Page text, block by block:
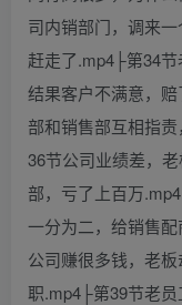
司内销部门，调来
赶走了.mp4├第34节
结果客户不满意，
部和销售部互相指
36节公司业绩差，
部，亏了上百万
一分为二，给销售
公司赚很多钱，老
职.mp4├第39节老